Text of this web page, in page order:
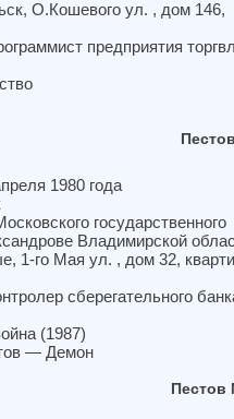
О.Кошевого ул. , дом 146,
предприятия
1980 года
государственного
Владимирской
1-го Мая ул. , дом 32,
сберегательного
(1987)
— Демон
Пестов